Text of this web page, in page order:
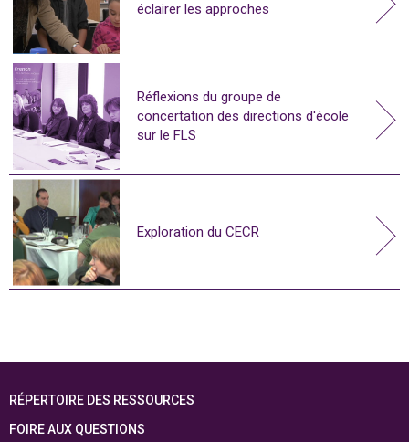
éclairer les approches
Réflexions du groupe de
concertation des directions d'école
sur le FLS
Exploration du CECR
RÉPERTOIRE DES RESSOURCES
FOIRE AUX QUESTIONS